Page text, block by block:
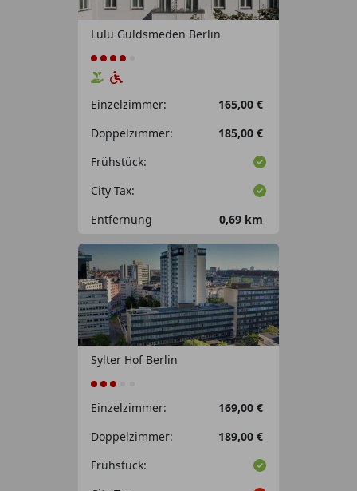
Lulu Guldsmeden Berlin
Einzelzimmer:
165,00 €
Doppelzimmer:
185,00 €
Frühstück:
City Tax:
Entfernung
0,69 km
Sylter Hof Berlin
Einzelzimmer:
169,00 €
Doppelzimmer:
189,00 €
Frühstück: